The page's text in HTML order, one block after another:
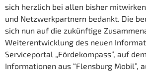
sich herzlich bei allen bisher
und Netzwerkpartnern bedankt. Die
sich nun auf die zukünftige
Weiterentwicklung des neuen
Serviceportal „Fördekompass“, auf
Informationen aus “Flensburg Mobil”,